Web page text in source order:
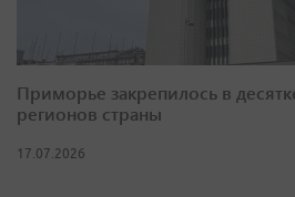
Приморье закрепилось в
регионов страны
17.07.2026